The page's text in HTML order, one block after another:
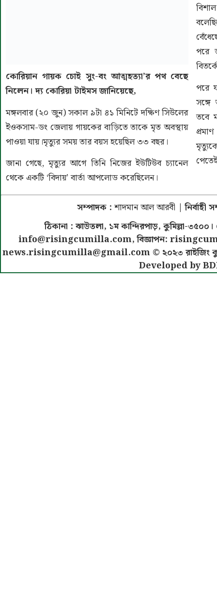
কোরিয়ান গায়ক চোই সুং-বং আত্মহত্যা’র পথ বেছে
নিলেন। দ্য কোরিয়া টাইমস জানিয়েছে,
মঙ্গলবার (২০ জুন) সকাল ৯টা ৪১ মিনিটে দক্ষিণ সিউলের
ইওকসাম-ডং জেলায় গায়কের বাড়িতে তাকে মৃত অবস্থায়
পাওয়া যায়।মৃত্যুর সময় তার বয়স হয়েছিল ৩৩ বছর।
জানা গেছে, মৃত্যুর আগে তিনি নিজের ইউটিউব চ্যানেল
থেকে একটি ‘বিদায়’ বার্তা আপলোড করেছিলেন।
পরে
পরে
সঙ্গে
তবে
সম্পাদক : শাদমান আল আরবী | নির্বাহী
ঠিকানা : ঝাউতলা, ১ম কান্দিরপাড়, কুমিল্লা-
info@risingcumilla.com, বিজ্ঞাপন:
news.risingcumilla@gmail.com © ২০২৩ রাইজিং
Developed by